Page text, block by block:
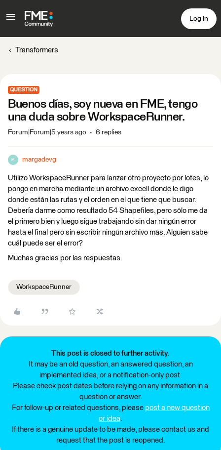
Log In
Transformers
QUESTION
Buenos días, soy nueva en FME, tengo
una duda sobre WorkspaceRunner.
Forum|Forum|5 years ago 6 replies
M margadevg
Utilizo WorkspaceRunner para lanzar otro proyecto por lotes, lo
pongo en marcha mediante un archivo excell donde le digo
donde están las rutas y el orden en el que tiene que buscar.
Debería darme como resultado 54 Shapefiles, pero sólo me da
el primero bien y luego sigue trabajando sin dar ningún error
hasta el final pero sin escribir ningún archivo más. Alguien sabe
cuál puede ser el error?
Muchas gracias por las respuestas.
WorkspaceRunner
This post is closed to further activity.
It may be an old question, an answered question, an
implemented idea, or a notification-only post.
Please check post dates before relying on any information in a
question or answer.
For follow-up or related questions, please post a new question
or idea.
If there is a genuine update to be made, please contact us and
request that the post is reopened.